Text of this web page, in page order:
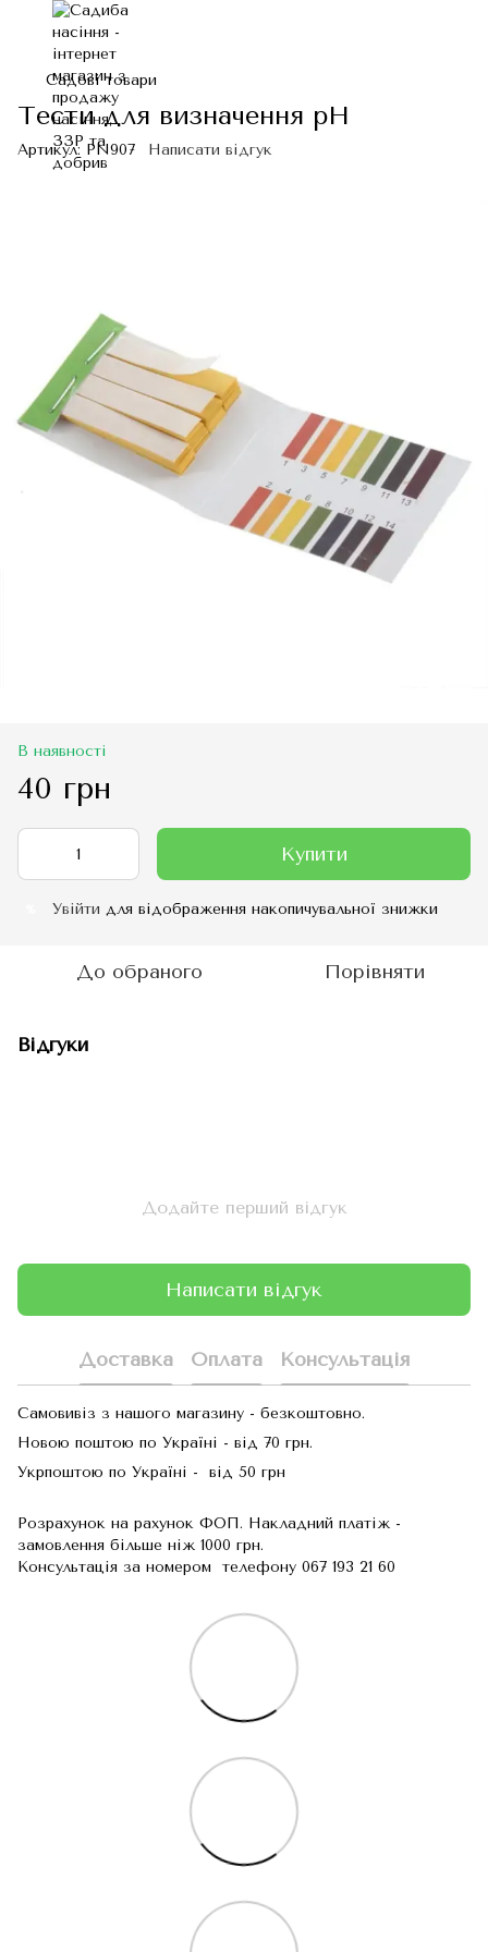
Садові товари
Тести для визначення рН
Артикул: PN907 Написати відгук
В наявності
40 грн
Купити
Увійти для відображення накопичувальної знижки
До обраного Порівняти
Відгуки
Додайте перший відгук
Написати відгук
Доставка Оплата Консультація
Самовивіз з нашого магазину - безкоштовно.
Новою поштою по Україні - від 70 грн.
Укрпоштою по Україні - від 50 грн
Розрахунок на рахунок ФОП. Накладний платіж -
замовлення більше ніж 1000 грн.
Консультація за номером телефону 067 193 21 60